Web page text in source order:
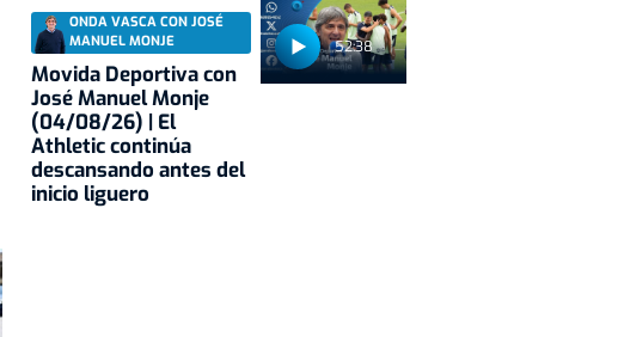
52:38
ONDA VASCA CON JOSÉ
MANUEL MONJE
Movida Deportiva con
José Manuel Monje
(04/08/26) | El
Athletic continúa
descansando antes del
inicio liguero